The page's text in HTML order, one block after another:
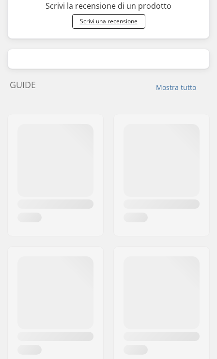
Scrivi la recensione di un prodotto
Scrivi una recensione
Mostra tutto
GUIDE